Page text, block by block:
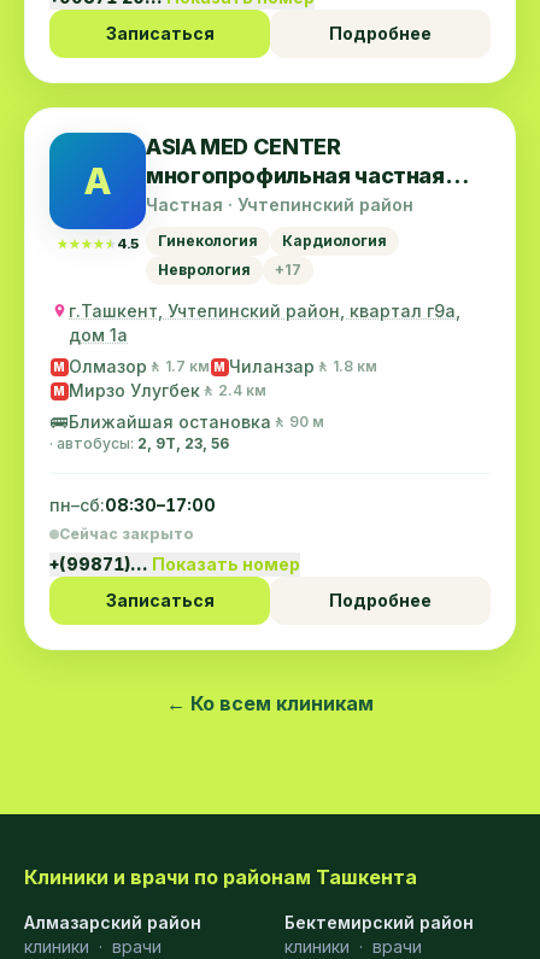
кухни за их за их вкусные, полезные диетичсие
блюда.
Желаю всем крепкого здоровья дальнейшего
просветания клиники, огромнх успехов в
благородной работе как здровохранение
личного семейного счастья.
Записаться
Подробнее
A
★★★★★
★★★★★ 4.5
ASIA MED CENTER
многопрофильная частная
клиника
Частная · Учтепинский район
Гинекология
Кардиология
Неврология
+17
г.Ташкент, Учтепинский район, квартал г9а,
дом 1а
M Олмазор 🚶 1.7 км M Чиланзар 🚶 1.8 км
M Мирзо Улугбек 🚶 2.4 км
🚌Ближайшая остановка 🚶 90 м
· автобусы: 2, 9Т, 23, 56
пн–сб:08:30–17:00
Сейчас закрыто
+(99871)… Показать номер
Записаться
Подробнее
← Ко всем клиникам
Клиники и врачи по районам Ташкента
Алмазарский район
клиники · врачи
Бектемирский район
клиники · врачи